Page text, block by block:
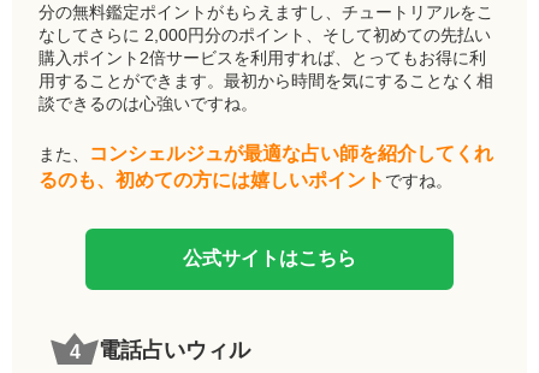
分の無料鑑定ポイントがもらえますし、チュートリアルをこ
なしてさらに 2,000円分のポイント、そして初めての先払い
購入ポイント2倍サービスを利用すれば、とってもお得に利
用することができます。最初から時間を気にすることなく相
談できるのは心強いですね。
また、
コンシェルジュが最適な占い師を紹介してくれ
るのも、初めての方には嬉しいポイント ですね。
公式サイトはこちら
電話占いウィル